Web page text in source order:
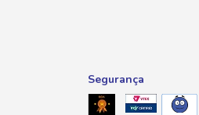
Segurança